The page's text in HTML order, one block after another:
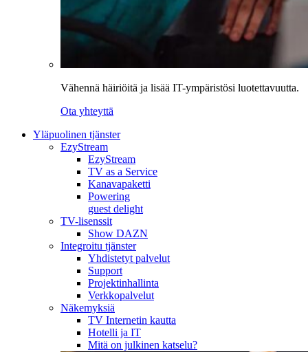
Vähennä häiriöitä ja lisää IT-ympäristösi luotettavuutta.
Ota yhteyttä
Yläpuolinen tjänster
EzyStream
EzyStream
TV as a Service
Kanavapaketti
Powering
guest delight
TV-lisenssit
Show DAZN
Integroitu tjänster
Yhdistetyt palvelut
Support
Projektinhallinta
Verkkopalvelut
Näkemyksiä
TV Internetin kautta
Hotelli ja IT
Mitä on julkinen katselu?